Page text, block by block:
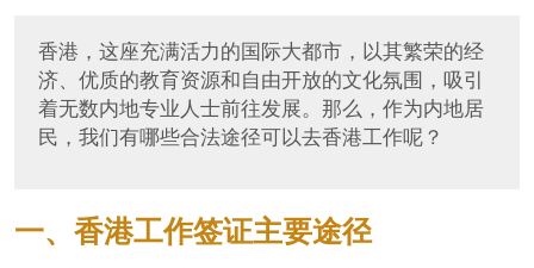
香港，这座充满活力的国际大都市，以其繁荣的经
济、优质的教育资源和自由开放的文化氛围，吸引
着无数内地专业人士前往发展。那么，作为内地居
民，我们有哪些合法途径可以去香港工作呢？
一、香港工作签证主要途径